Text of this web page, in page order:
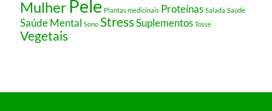
Mulher Pele Plantas medicinais Proteínas Salada Saúde
Saúde Mental Sono StressSuplementos Tosse
Vegetais